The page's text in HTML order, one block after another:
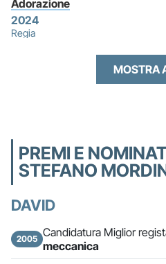
Adorazione
2024
Regia
MOSTRA
PREMI E
STEFANO
DAVID
2005 Candidatura Miglior
meccanica